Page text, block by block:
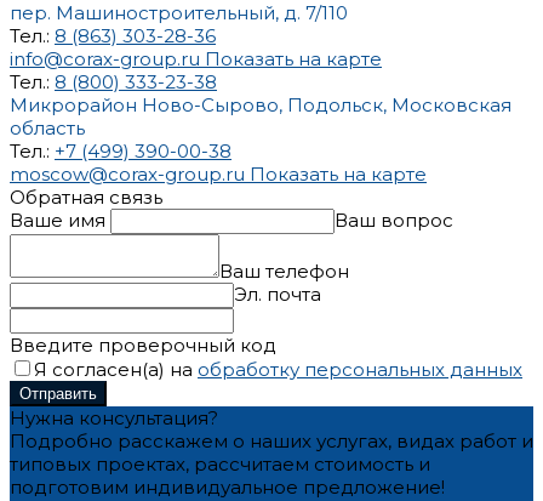
пер. Машиностроительный, д. 7/110
Тел.: 8 (863) 303-28-36
info@corax-group.ru Показать на карте
Тел.: 8 (800) 333-23-38
Микрорайон Ново-Сырово, Подольск, Московская
область
Тел.: +7 (499) 390-00-38
moscow@corax-group.ru Показать на карте
Обратная связь
Ваше имя
Ваш вопрос
Ваш телефон
Эл. почта
Введите проверочный код
Я согласен(а) на обработку персональных данных
Отправить
Нужна консультация?
Подробно расскажем о наших услугах, видах работ и
типовых проектах, рассчитаем стоимость и
подготовим индивидуальное предложение!